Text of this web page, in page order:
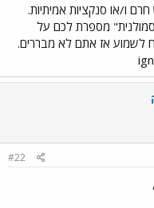
ו/או סנקציות אמיתיות.
מספרת לכם על
לשמוע אז אתם לא מבררים.
#22